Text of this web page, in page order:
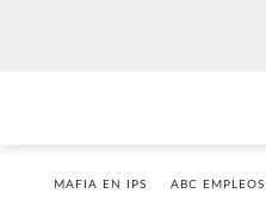
MAFIA EN IPS ABC EMPLEOS